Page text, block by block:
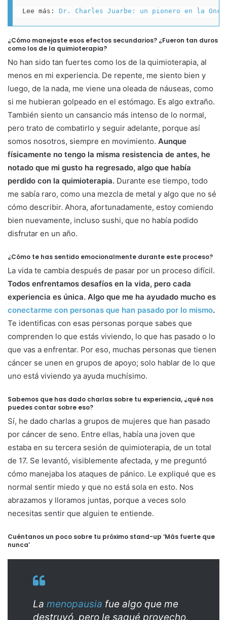
Lee más: Dr. Charles Juarbe: un pionero en la
¿Cómo manejaste esos efectos secundarios? ¿Fueron tan duros
como los de la quimioterapia?
No han sido tan fuertes como los de la quimioterapia, al
menos en mi experiencia. De repente, me siento bien y
luego, de la nada, me viene una oleada de náuseas, como
si me hubieran golpeado en el estómago. Es algo extraño.
También siento un cansancio más intenso de lo normal,
pero trato de combatirlo y seguir adelante, porque así
somos nosotros, siempre en movimiento. Aunque
físicamente no tengo la misma resistencia de antes, he
notado que mi gusto ha regresado, algo que había
perdido con la quimioterapia. Durante ese tiempo, todo
me sabía raro, como una mezcla de metal y algo que no sé
cómo describir. Ahora, afortunadamente, estoy comiendo
bien nuevamente, incluso sushi, que no había podido
disfrutar en un año.
¿Cómo te has sentido emocionalmente durante este proceso?
La vida te cambia después de pasar por un proceso difícil.
Todos enfrentamos desafíos en la vida, pero cada
experiencia es única. Algo que me ha ayudado mucho es
conectarme con personas que han pasado por lo mismo.
Te identificas con esas personas porque sabes que
comprenden lo que estás viviendo, lo que has pasado o lo
que vas a enfrentar. Por eso, muchas personas que tienen
cáncer se unen en grupos de apoyo; solo hablar de lo que
uno está viviendo ya ayuda muchísimo.
Sabemos que has dado charlas sobre tu experiencia, ¿qué nos
puedes contar sobre eso?
Sí, he dado charlas a grupos de mujeres que han pasado
por cáncer de seno. Entre ellas, había una joven que
estaba en su tercera sesión de quimioterapia, de un total
de 17. Se levantó, visiblemente afectada, y me preguntó
cómo manejaba los ataques de pánico. Le expliqué que es
normal sentir miedo y que no está sola en esto. Nos
abrazamos y lloramos juntas, porque a veces solo
necesitas sentir que alguien te entiende.
Cuéntanos un poco sobre tu próximo stand-up ‘Más fuerte que
nunca’
La menopausia fue algo que me
destruyó, pero le saqué provecho,